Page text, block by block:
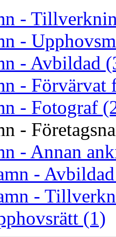
-
-
- Avbildad
- Förvärvat
- Fotograf
-
- Annan
-
-
(1)